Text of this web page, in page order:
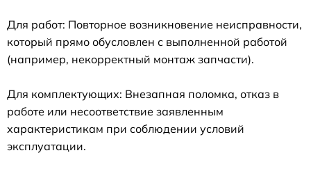
Для работ: Повторное возникновение неисправности,
который прямо обусловлен с выполненной работой
(например, некорректный монтаж запчасти).
Для комплектующих: Внезапная поломка, отказ в
работе или несоответствие заявленным
характеристикам при соблюдении условий
эксплуатации.